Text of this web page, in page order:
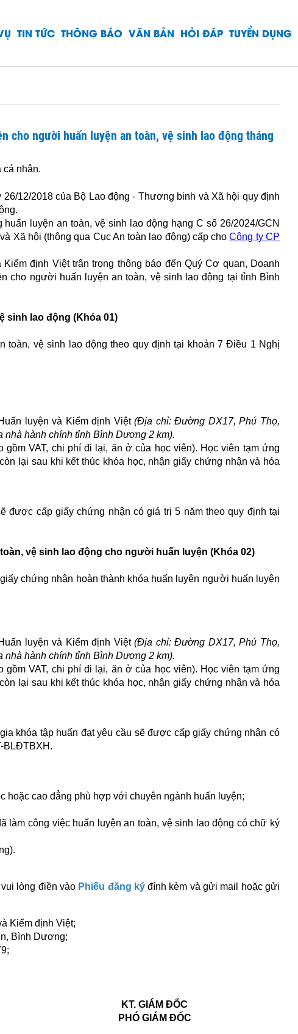
TIN TỨC THÔNG BÁO VĂN BẢN HỎI ĐÁP TUYỂN DỤNG
cho người huấn luyện an toàn, vệ sinh lao động tháng
nhân.
12/2018 của Bộ Lao động - Thương binh và Xã hội quy định
luyện an toàn, vệ sinh lao động hạng C số 26/2024/GCN
Xã hội (thông qua Cục An toàn lao động) cấp choCông ty CP
định Việt trân trọng thông báo đến Quý Cơ quan, Doanh
cho người huấn luyện an toàn, vệ sinh lao động tại tỉnh Bình
sinh lao động (Khóa 01)
toàn, vệ sinh lao động theo quy định tại khoản 7 Điều 1 Nghị
luyện và Kiểm định Việt(Địa chỉ: Đường DX17, Phú Thọ,
hành chính tỉnh Bình Dương 2 km).
gồm VAT, chi phí đi lại, ăn ở của học viên). Học viên tạm ứng
lại sau khi kết thúc khóa học, nhận giấy chứng nhận và hóa
được cấp giấy chứng nhận có giá trị 5 năm theo quy định tại
vệ sinh lao động cho người huấn luyện (Khóa 02)
chứng nhận hoàn thành khóa huấn luyện người huấn luyện
luyện và Kiểm định Việt(Địa chỉ: Đường DX17, Phú Thọ,
hành chính tỉnh Bình Dương 2 km).
gồm VAT, chi phí đi lại, ăn ở của học viên). Học viên tạm ứng
lại sau khi kết thúc khóa học, nhận giấy chứng nhận và hóa
khóa tập huấn đạt yêu cầu sẽ được cấp giấy chứng nhận có
BLĐTBXH.
hoặc cao đẳng phù hợp với chuyên ngành huấn luyện;
làm công việc huấn luyện an toàn, vệ sinh lao động có chữ ký
lòng điền vào Phiếu đăng kýđính kèm và gửi mail hoặc gửi
Kiểm định Việt;
Bình Dương;
KT. GIÁM ĐỐC
PHÓ GIÁM ĐỐC